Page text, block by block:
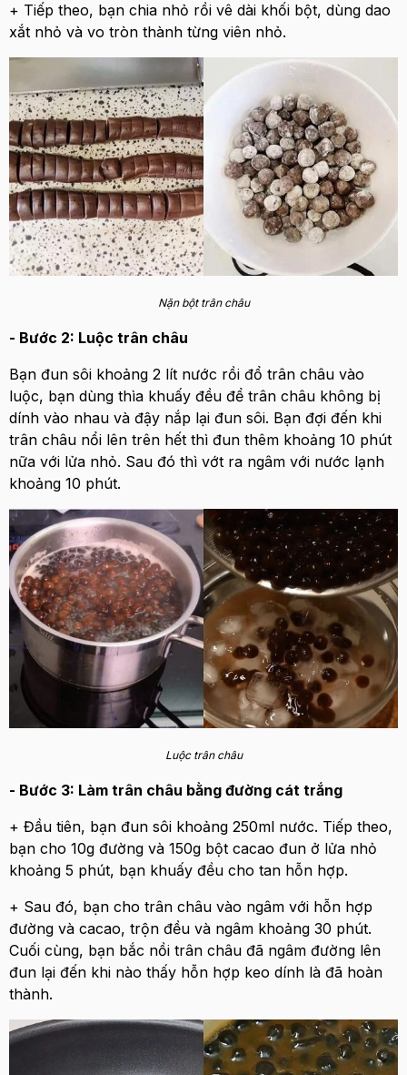
+ Tiếp theo, bạn chia nhỏ rồi vê dài khối bột, dùng dao
xắt nhỏ và vo tròn thành từng viên nhỏ.
Nặn bột trân châu
- Bước 2: Luộc trân châu
Bạn đun sôi khoảng 2 lít nước rồi đổ trân châu vào
luộc, bạn dùng thìa khuấy đều để trân châu không bị
dính vào nhau và đậy nắp lại đun sôi. Bạn đợi đến khi
trân châu nổi lên trên hết thì đun thêm khoảng 10 phút
nữa với lửa nhỏ. Sau đó thì vớt ra ngâm với nước lạnh
khoảng 10 phút.
Luộc trân châu
- Bước 3: Làm trân châu bằng đường cát trắng
+ Đầu tiên, bạn đun sôi khoảng 250ml nước. Tiếp theo,
bạn cho 10g đường và 150g bột cacao đun ở lửa nhỏ
khoảng 5 phút, bạn khuấy đều cho tan hỗn hợp.
+ Sau đó, bạn cho trân châu vào ngâm với hỗn hợp
đường và cacao, trộn đều và ngâm khoảng 30 phút.
Cuối cùng, bạn bắc nồi trân châu đã ngâm đường lên
đun lại đến khi nào thấy hỗn hợp keo dính là đã hoàn
thành.